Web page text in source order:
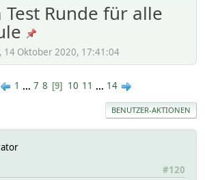
Test Runde für alle
14 Oktober 2020, 17:41:04
1 ... 7 8 9 10 11 ... 14
BENUTZER-AKTIONEN
#120